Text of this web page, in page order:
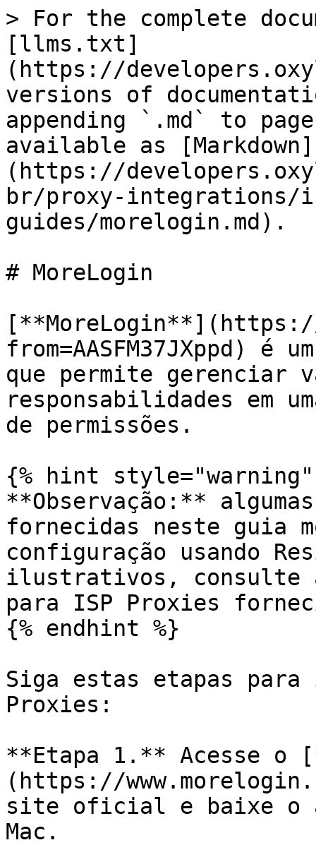
> For the complete
[llms.txt]
(https://
versions of
appending `.md` to
available as [Markdown]
(https://
br/proxy-integrations/
guides/morelogin.md).
# MoreLogin
​[**MoreLogin**](https://
from=AASFM37JXppd) é
que permite gerenciar
responsabilidades em
de permissões.
{% hint style="warning"
**Observação:**
fornecidas neste guia
configuração usando
ilustrativos, consulte
para ISP Proxies
{% endhint %}
Siga estas etapas
Proxies:
**Etapa 1.** Acesse o
(https://
site oficial e baixe o
Mac.